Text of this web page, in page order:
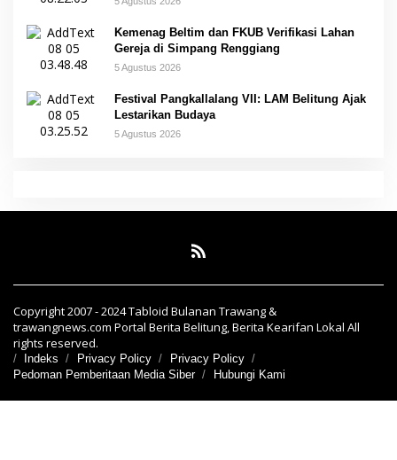
Kemenag Beltim dan FKUB Verifikasi Lahan
Gereja di Simpang Renggiang
5 Agustus 2026
Festival Pangkallalang VII: LAM Belitung Ajak
Lestarikan Budaya
5 Agustus 2026
Copyright 2007 - 2024 Tabloid Bulanan Trawang &
trawangnews.com Portal Berita Belitung, Berita Kearifan Lokal All
rights reserved.
Indeks Privacy Policy
Privacy Policy
Pedoman Pemberitaan Media Siber
Hubungi Kami